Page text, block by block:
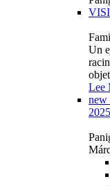
Un
Lee
new
2025